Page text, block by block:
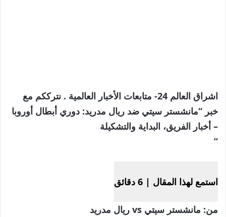
اشراق العالم 24- متابعات الأخبار العالمية . نترككم مع
خبر “مانشستر سيتي ضد ريال مدريد: دوري أبطال أوروبا
– أخبار الفريق، البداية والتشكيلة
”
استمع لهذا المقال | 6 دقائق
من: مانشستر سيتي vs ريال مدريد